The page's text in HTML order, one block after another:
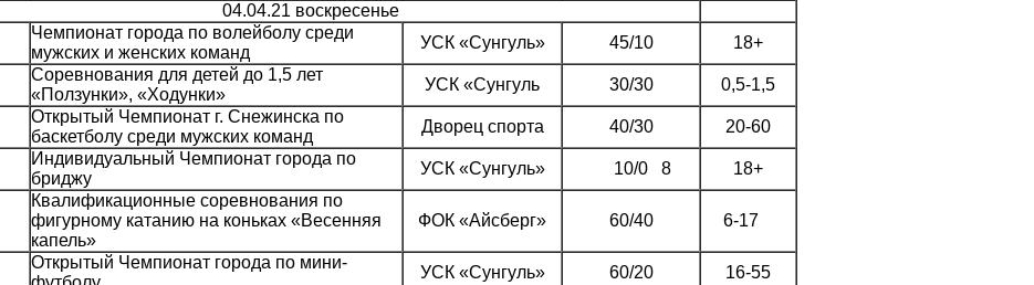
04.04.21 воскресенье
Чемпионат города по волейболу среди
мужских и женских команд
УСК «Сунгуль» 45/10 18+
Соревнования для детей до 1,5 лет
«Ползунки», «Ходунки»
УСК «Сунгуль 30/30 0,5-1,5
Открытый Чемпионат г. Снежинска по
баскетболу среди мужских команд
Дворец спорта 40/30 20-60
Индивидуальный Чемпионат города по
бриджу
УСК «Сунгуль» 10/0 8 18+
Квалификационные соревнования по
фигурному катанию на коньках «Весенняя
капель»
ФОК «Айсберг» 60/40 6-17
Открытый Чемпионат города по мини-
УСК «Сунгуль» 60/20
16-55